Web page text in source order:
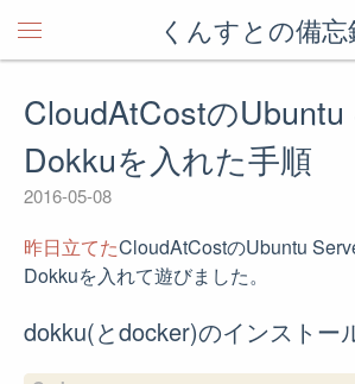
くんすとの備忘
CloudAtCostのUbuntu
Dokkuを入れた手順
2016-05-08
昨日立てたCloudAtCostのUbuntu
Dokkuを入れて遊びました。
dokku(とdocker)のインストー